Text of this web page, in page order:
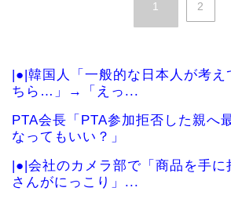
1 2
|●|韓国人「一般的な日本人が考え
ちら…」→「えっ...
PTA会長「PTA参加拒否した親へ
なってもいい？」
|●|会社のカメラ部で「商品を手に
さんがにっこり」...